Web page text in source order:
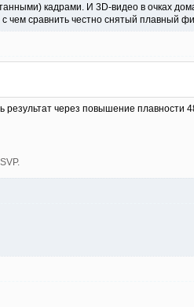
кадрами. И 3D-видео в очках
чем сравнить честно снятый плавный
через повышение плавности